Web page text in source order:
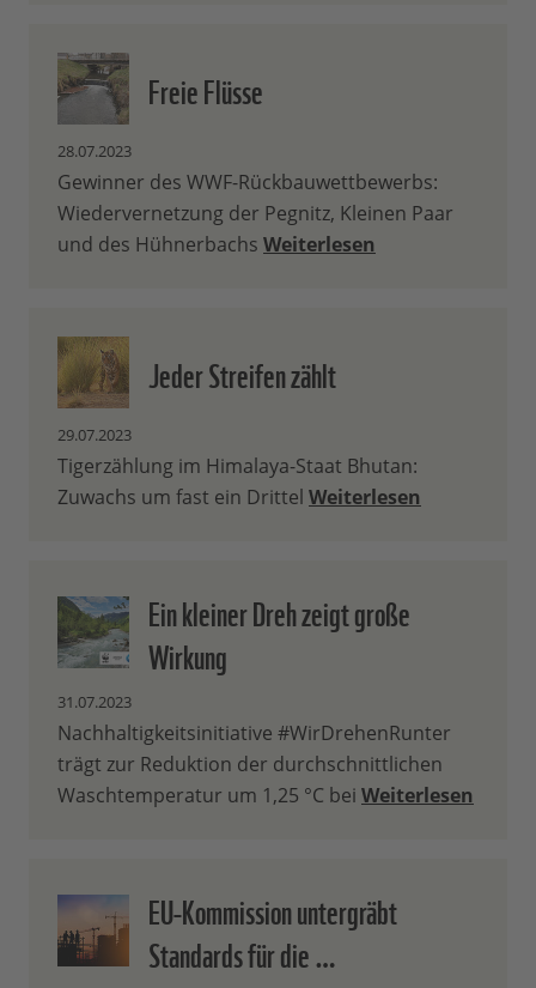
Freie Flüsse
28.07.2023
Gewinner des WWF-Rückbauwettbewerbs:
Wiedervernetzung der Pegnitz, Kleinen Paar
und des Hühnerbachs Weiterlesen
Jeder Streifen zählt
29.07.2023
Tigerzählung im Himalaya-Staat Bhutan:
Zuwachs um fast ein Drittel Weiterlesen
Ein kleiner Dreh zeigt große
Wirkung
31.07.2023
Nachhaltigkeitsinitiative #WirDrehenRunter
trägt zur Reduktion der durchschnittlichen
Waschtemperatur um 1,25 °C bei Weiterlesen
EU-Kommission untergräbt
Standards für die …